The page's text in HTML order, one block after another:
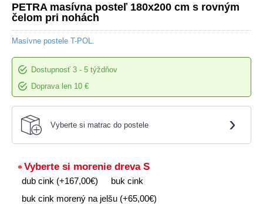
PETRA masívna posteľ 180x200 cm s rovným
čelom pri nohách
Masívne postele T-POL.
Dostupnosť 3 - 5 týždňov
Doprava len 10 €
Vyberte si matrac do postele ›
Vyberte si morenie dreva S
dub cink (+167,00€)
buk cink
buk cink morený na jelšu (+65,00€)